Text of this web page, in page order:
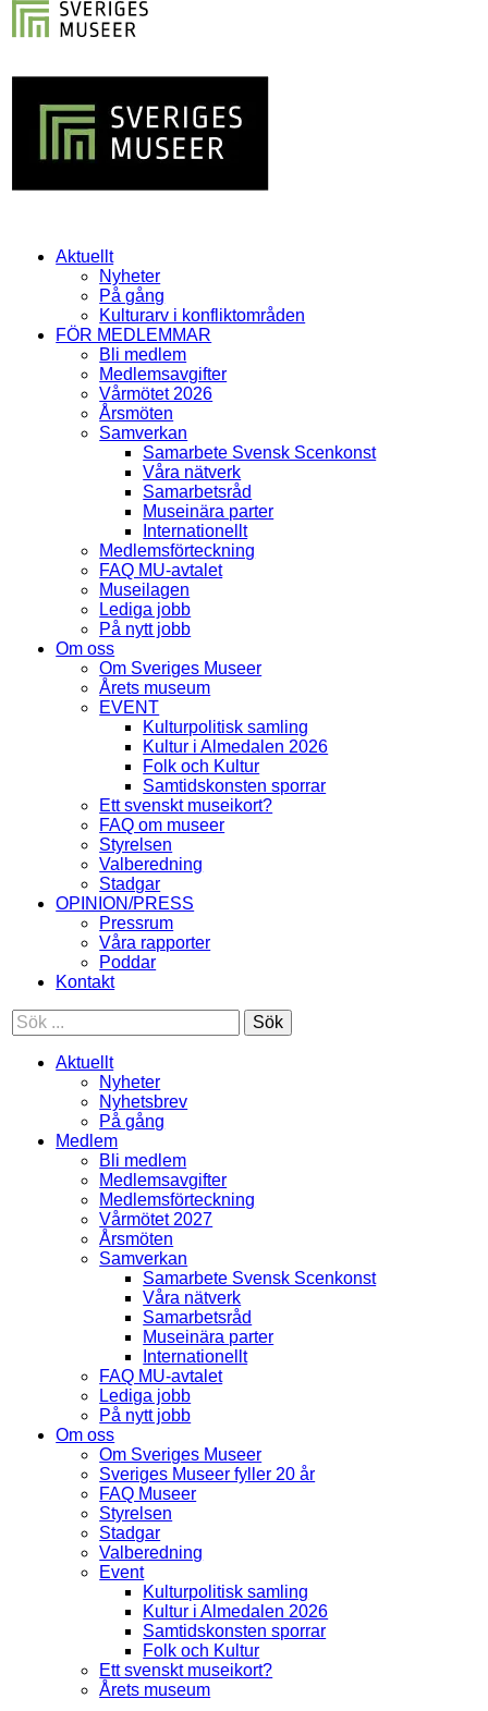
Aktuellt
Nyheter
På gång
Kulturarv i konfliktområden
FÖR MEDLEMMAR
Bli medlem
Medlemsavgifter
Vårmötet 2026
Årsmöten
Samverkan
Samarbete Svensk Scenkonst
Våra nätverk
Samarbetsråd
Museinära parter
Internationellt
Medlemsförteckning
FAQ MU-avtalet
Museilagen
Lediga jobb
På nytt jobb
Om oss
Om Sveriges Museer
Årets museum
EVENT
Kulturpolitisk samling
Kultur i Almedalen 2026
Folk och Kultur
Samtidskonsten sporrar
Ett svenskt museikort?
FAQ om museer
Styrelsen
Valberedning
Stadgar
OPINION/PRESS
Pressrum
Våra rapporter
Poddar
Kontakt
Sök
Aktuellt
Nyheter
Nyhetsbrev
På gång
Medlem
Bli medlem
Medlemsavgifter
Medlemsförteckning
Vårmötet 2027
Årsmöten
Samverkan
Samarbete Svensk Scenkonst
Våra nätverk
Samarbetsråd
Museinära parter
Internationellt
FAQ MU-avtalet
Lediga jobb
På nytt jobb
Om oss
Om Sveriges Museer
Sveriges Museer fyller 20 år
FAQ Museer
Styrelsen
Stadgar
Valberedning
Event
Kulturpolitisk samling
Kultur i Almedalen 2026
Samtidskonsten sporrar
Folk och Kultur
Ett svenskt museikort?
Årets museum